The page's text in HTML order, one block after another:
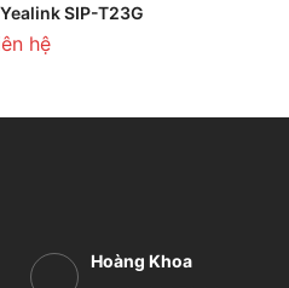
SIP-T23G
hệ
Hoàng Khoa